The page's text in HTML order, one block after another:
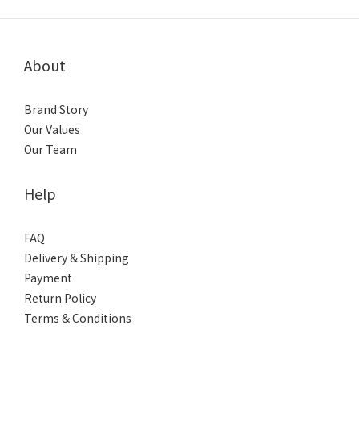
About
Brand Story
Our Values
Our Team
Help
FAQ
Delivery & Shipping
Payment
Return Policy
Terms & Conditions